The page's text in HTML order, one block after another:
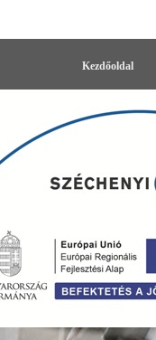
Kezdőoldal